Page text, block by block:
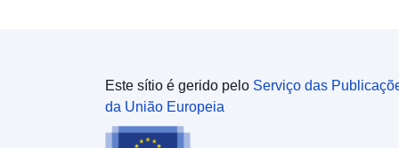
regulamentar para um documento de planeamento
cadastral não pode, portanto, limitar-se a um
precisão dos contornos. Assim, um guia define os
Este sítio é gerido pelo Serviço das
da União Europeia